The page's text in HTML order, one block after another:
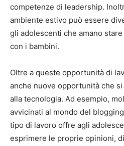
competenze di leadership.
ambiente estivo può essere
gli adolescenti che amano
con i bambini.
Oltre a queste opportunità di
anche nuove opportunità che
alla tecnologia. Ad esempio,
avvicinati al mondo del
tipo di lavoro offre agli
esprimere le proprie opinioni,